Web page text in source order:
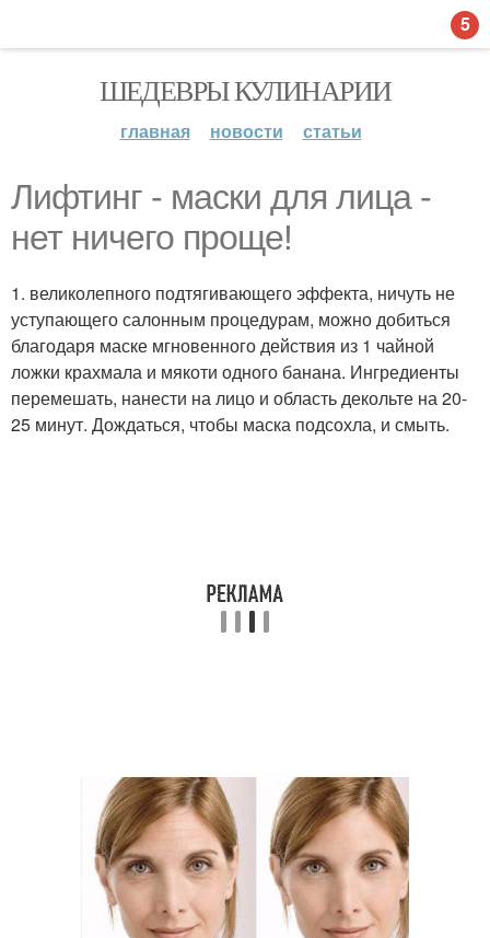
ШЕДЕВРЫ КУЛИНАРИИ
главная новости статьи
Лифтинг - маски для лица -
нет ничего проще!
1. великолепного подтягивающего эффекта, ничуть не
уступающего салонным процедурам, можно добиться
благодаря маске мгновенного действия из 1 чайной
ложки крахмала и мякоти одного банана. Ингредиенты
перемешать, нанести на лицо и область декольте на 20-
25 минут. Дождаться, чтобы маска подсохла, и смыть.
5